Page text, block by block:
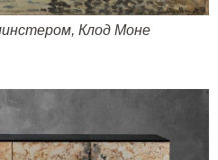
Клод Моне